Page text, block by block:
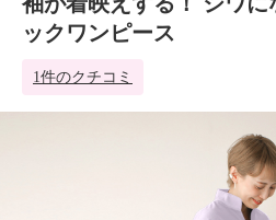
ックワンピース
1件のクチコミ